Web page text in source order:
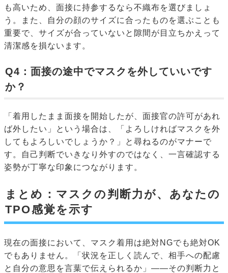
も高いため、面接に持参するなら不織布を選びましょ
う。また、自分の顔のサイズに合ったものを選ぶことも
重要で、サイズが合っていないと隙間が目立ちかえって
清潔感を損ないます。
Q4：面接の途中でマスクを外していいです
か？
「着用したまま面接を開始したが、面接官の許可があれ
ば外したい」という場合は、「よろしければマスクを外
してもよろしいでしょうか？」と尋ねるのがマナーで
す。自己判断でいきなり外すのではなく、一言確認する
姿勢が丁寧な印象につながります。
まとめ：マスクの判断力が、あなたの
TPO感覚を示す
現在の面接において、マスク着用は絶対NGでも絶対OK
でもありません。「状況を正しく読んで、相手への配慮
と自分の意思を言葉で伝えられるか」——その判断力と